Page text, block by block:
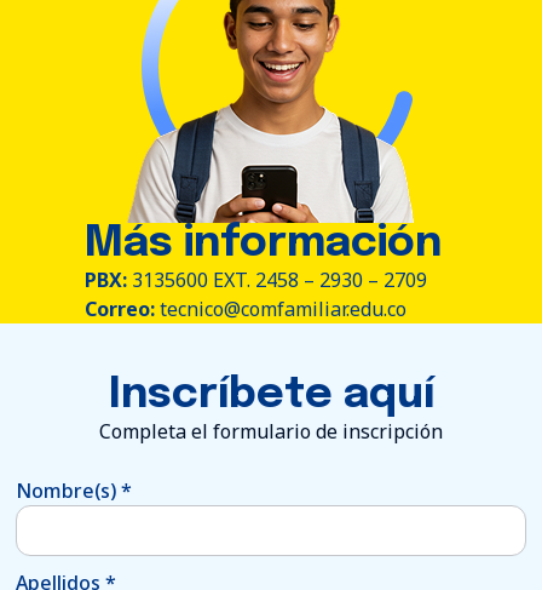
Más información
PBX: 3135600 EXT. 2458 – 2930 – 2709
Correo:tecnico@comfamiliar.edu.co
Inscríbete aquí
Completa el formulario de inscripción
Nombre(s)*
Apellidos*